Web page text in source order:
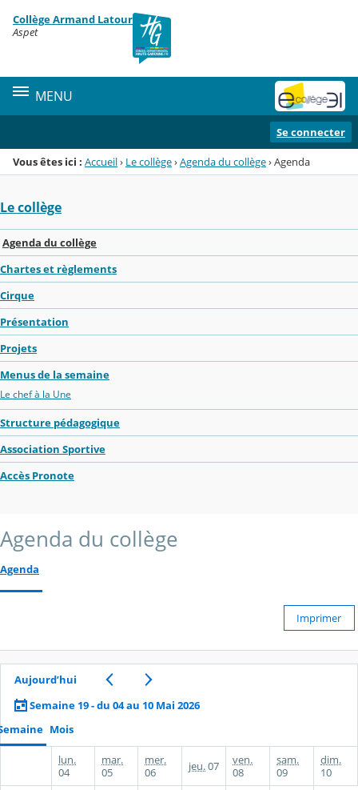
Menu de la rubrique
Contenu
Collège Armand Latour
Aspet
MENU
Se connecter
Vous êtes ici : Accueil› Le collège›Agenda du collège›Agenda
Le collège
Agenda du collège
Chartes et règlements
Cirque
Présentation
Projets
Menus de la semaine
Le chef à la Une
Structure pédagogique
Association Sportive
Accès Pronote
Agenda du collège
Agenda
Imprimer
Aujourd’hui
Semaine 19 - du 04 au 10 Mai 2026
Mois
lun.
04
mar.
05
mer.
06
jeu.07
ven.
08
sam.
09
dim.
10